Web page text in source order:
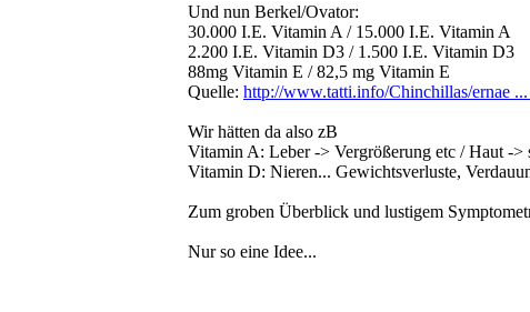
Und nun Berkel/Ovator:
30.000 I.E. Vitamin A / 15.000 I.E. Vitamin A
2.200 I.E. Vitamin D3 / 1.500 I.E. Vitamin D3
88mg Vitamin E / 82,5 mg Vitamin E
Quelle: http://www.tatti.info/Chinchillas/ernae
Wir hätten da also zB
Vitamin A: Leber -> Vergrößerung etc / Haut ->
Vitamin D: Nieren... Gewichtsverluste,
Zum groben Überblick und lustigem
Nur so eine Idee...